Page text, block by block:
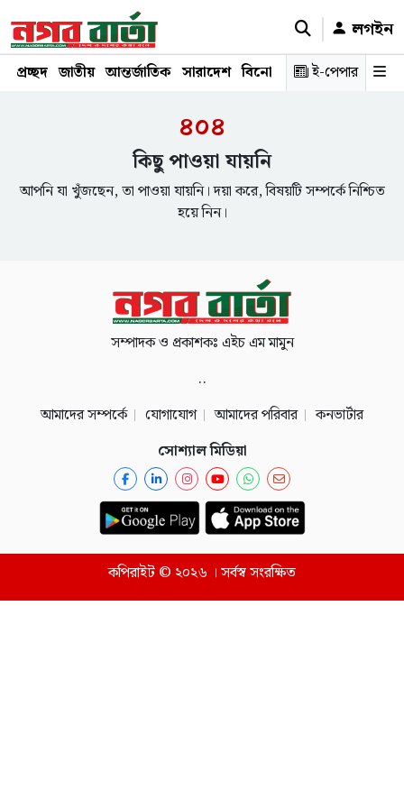
লগইন
প্রচ্ছদ জাতীয় আন্তর্জাতিক সারাদেশ বিনোদন রাজনীতি স্বাস্থ্য
ই-পেপার
৪০৪
কিছু পাওয়া যায়নি
আপনি যা খুঁজছেন, তা পাওয়া যায়নি। দয়া করে, বিষয়টি সম্পর্কে নিশ্চিত
হয়ে নিন।
সম্পাদক ও প্রকাশকঃ এইচ এম মামুন
..
আমাদের সম্পর্কে
যোগাযোগ আমাদের পরিবার
কনভার্টার
সোশ্যাল মিডিয়া
কপিরাইট © ২০২৬ । সর্বস্ব সংরক্ষিত